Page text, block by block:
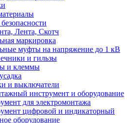
Лента, Скотч
маркировка
муфты на напряжение до 1 кВ
и гильзы
и клеммы
и выключатели
инструмент и оборудование
для электромонтажа
цифровой и индикаторный
оборудование